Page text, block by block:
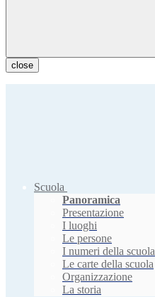
close
Scuola
Panoramica
Presentazione
I luoghi
Le persone
I numeri della scuola
Le carte della scuola
Organizzazione
La storia